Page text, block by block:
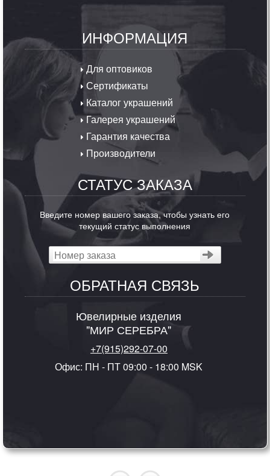
ИНФОРМАЦИЯ
Для оптовиков
Сертификаты
Каталог украшений
Галерея украшений
Гарантия качества
Производители
СТАТУС ЗАКАЗА
Введите номер вашего заказа, чтобы узнать его
текущий статус выполнения
ОБРАТНАЯ СВЯЗЬ
Ювелирные изделия
"МИР СЕРЕБРА"
+7(915)292-07-00
Офис: ПН - ПТ 09:00 - 18:00 MSK